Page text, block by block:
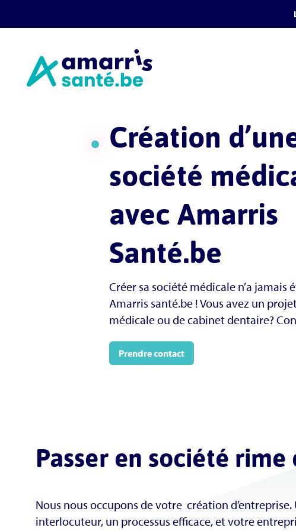
au
contenu
Création
société
avec Amarris
Santé.be
Créer sa société médicale n’a jamais
Amarris santé.be ! Vous avez un
médicale ou de cabinet dentaire?
Prendre contact
Passer en société rime
Nous nous occupons de votre création d’entreprise.
interlocuteur, un processus efficace, et votre